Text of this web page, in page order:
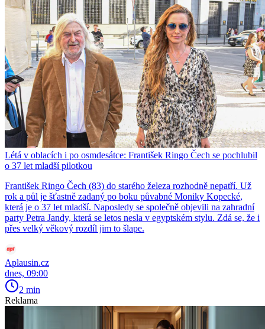
Létá v oblacích i po osmdesátce: František Ringo Čech se pochlubil
o 37 let mladší pilotkou
František Ringo Čech (83) do starého železa rozhodně nepatří. Už
rok a půl je šťastně zadaný po boku půvabné Moniky Kopecké,
která je o 37 let mladší. Naposledy se společně objevili na zahradní
party Petra Jandy, která se letos nesla v egyptském stylu. Zdá se, že i
přes velký věkový rozdíl jim to šlape.
Aplausin.cz
dnes, 09:00
2 min
Reklama